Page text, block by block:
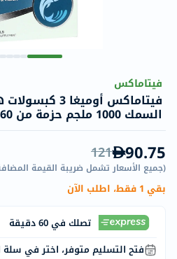
فيتاماكس
فيتاماكس
السمك 1000 ملجم حزمة من 60
90.75
121
(جميع الأسعار تشمل ضريبة القيمة
بقي 1 فقط، اطلب الآن
تصلك في 60 دقيقة
فتح التسليم متوفر، اختر في